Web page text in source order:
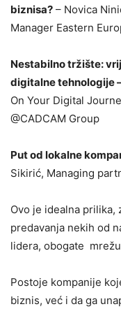
biznisa? – Novica
Manager Eastern
Nestabilno tržište:
digitalne tehnologije
On Your Digital
@CADCAM Group
Put od lokalne
Sikirić, Managing
Ovo je idealna prilika,
predavanja nekih od
lidera, obogate
Postoje kompanije
biznis, već i da ga